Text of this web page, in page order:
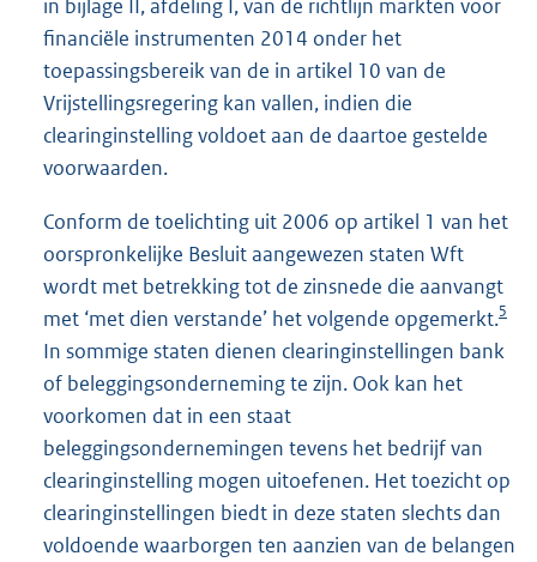
in bijlage II, afdeling I, van de richtlijn markten voor
financiële instrumenten 2014 onder het
toepassingsbereik van de in artikel 10 van de
Vrijstellingsregering kan vallen, indien die
clearinginstelling voldoet aan de daartoe gestelde
voorwaarden.
Conform de toelichting uit 2006 op artikel 1 van het
oorspronkelijke Besluit aangewezen staten Wft
wordt met betrekking tot de zinsnede die aanvangt
met ‘met dien verstande’ het volgende opgemerkt.5
In sommige staten dienen clearinginstellingen bank
of beleggingsonderneming te zijn. Ook kan het
voorkomen dat in een staat
beleggingsondernemingen tevens het bedrijf van
clearinginstelling mogen uitoefenen. Het toezicht op
clearinginstellingen biedt in deze staten slechts dan
voldoende waarborgen ten aanzien van de belangen